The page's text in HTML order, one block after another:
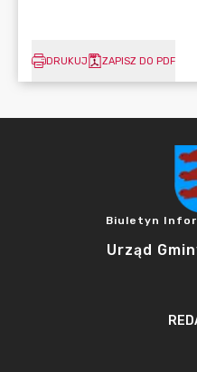
DRUKUJ ZAPISZ DO PDF
Biuletyn
Urząd